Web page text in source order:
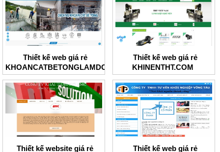
Thiết kế web giá rẻ
KHOANCATBETONGLAMDONG
Thiết kế web giá rẻ
KHINENTHT.COM
Thiết kế website giá rẻ
Thiết kế web giá rẻ